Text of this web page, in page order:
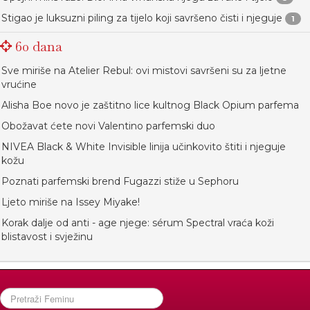
Stigao je luksuzni piling za tijelo koji savršeno čisti i njeguje 1
60 dana
Sve miriše na Atelier Rebul: ovi mistovi savršeni su za ljetne
vrućine
Alisha Boe novo je zaštitno lice kultnog Black Opium parfema
Obožavat ćete novi Valentino parfemski duo
NIVEA Black & White Invisible linija učinkovito štiti i njeguje
kožu
Poznati parfemski brend Fugazzi stiže u Sephoru
Ljeto miriše na Issey Miyake!
Korak dalje od anti - age njege: sérum Spectral vraća koži
blistavost i svježinu